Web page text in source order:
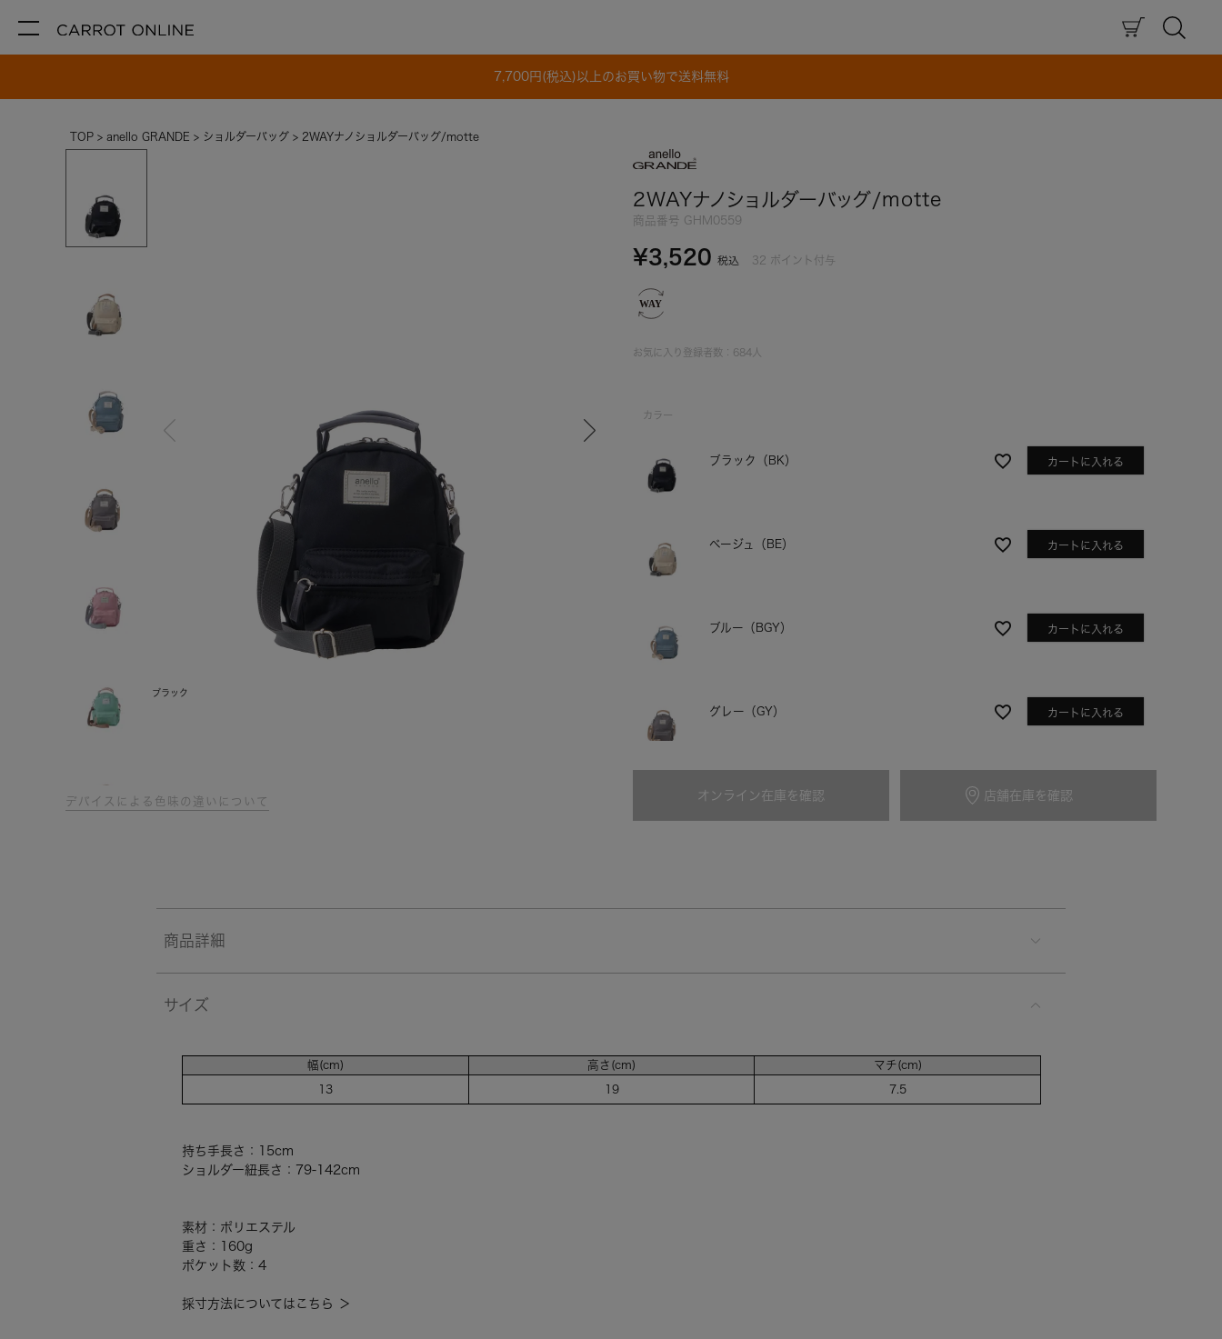
7,700円(税込)以上のお買い物で送料無料
TOP anello GRANDE ショルダーバッグ 2WAYナノショルダーバッグ/motte
ブラック
デバイスによる色味の違いについて
2WAYナノショルダーバッグ/motte
商品番号 GHM0559
¥3,520 税込 32 ポイント付与
お気に入り登録者数： 684 人
×
カラー
ブラック（BK） カートに入れる
ベージュ（BE） カートに入れる
ブルー（BGY） カートに入れる
グレー（GY） カートに入れる
ピンク（PI） カートに入れる
オンライン在庫を確認 店舗在庫を確認
商品詳細
サイズ
幅(cm)
13
高さ(cm)
19
マチ(cm)
7.5
持ち手長さ：15cm
ショルダー紐長さ：79-142cm
素材：ポリエステル
重さ：160g
ポケット数：4
採寸方法についてはこちら ＞